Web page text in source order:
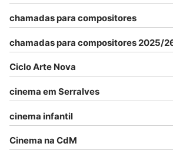
chamadas para compositores
chamadas para compositores 2025/
Ciclo Arte Nova
cinema em Serralves
cinema infantil
Cinema na CdM